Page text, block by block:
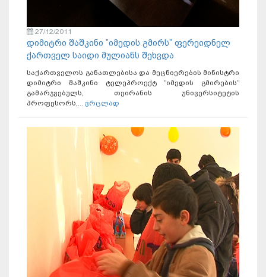
27/12/2011
დიმიტრი შაშკინი ”იმედის გმირს” ფერეიდნელ
ქართველ საიდი მულიანს შეხვდა
საქართველოს განათლებისა და მეცნიერების მინისტრი
დიმიტრი შაშკინი ტელეპროექტ ”იმედის გმირების”
გამარჯვებულს, თეირანის უნივერსიტეტის
პროფესორს,... ვრცლად